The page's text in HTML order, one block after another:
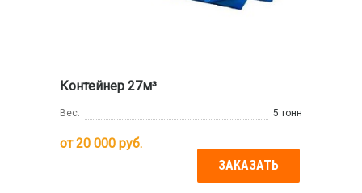
Контейнер 27м³
Вес: 5 тонн
от20 000 руб.
ЗАКАЗАТЬ